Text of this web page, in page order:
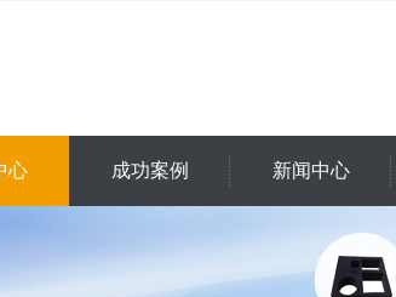
心 成功案例 新闻中心